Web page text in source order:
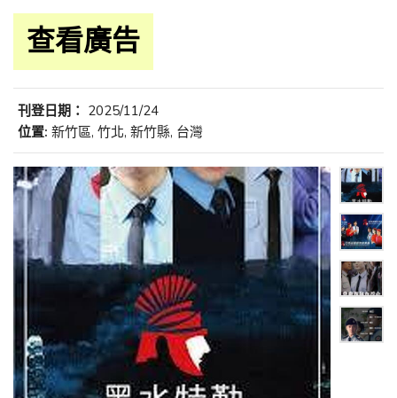
查看廣告
刊登日期： 2025/11/24
位置: 新竹區, 竹北, 新竹縣, 台灣